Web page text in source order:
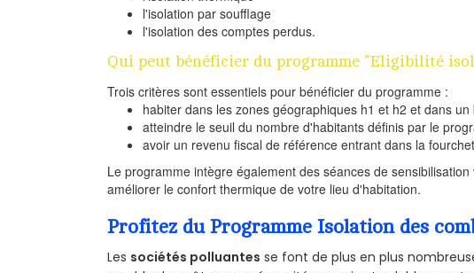
l'isolation par soufflage
l'isolation des comptes perdus.
Qui peut bénéficier du programme "Eligibilité
Trois critères sont essentiels pour bénéficier du programme :
habiter dans les zones géographiques h1 et h2 et dans
atteindre le seuil du nombre d'habitants définis par le
avoir un revenu fiscal de référence entrant dans la
Le programme intègre également des séances de
améliorer le confort thermique de votre lieu d'habitation.
Profitez du Programme Isolation des
Les sociétés polluantes se font de plus en plus